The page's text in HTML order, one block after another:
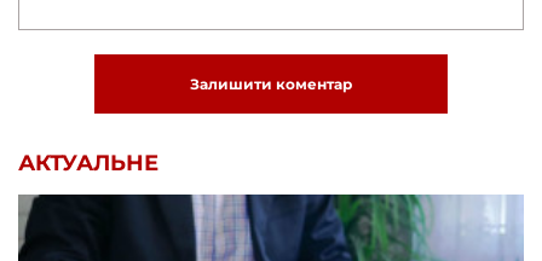
Залишити коментар
АКТУАЛЬНЕ